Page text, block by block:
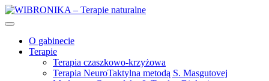
O gabinecie
Terapie
Terapia czaszkowo-krzyżowa
Terapia NeuroTaktylna metodą S. Masgutovej